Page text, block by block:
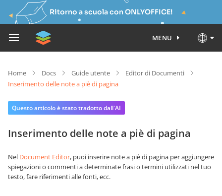
Ritorno a scuola con ONLYOFFICE!
MENU
Home Docs Guide utente
Editor di Documenti
Inserimento delle note a piè di pagina
Questo articolo è stato tradotto dall'AI
Inserimento delle note a piè di pagina
Nel Document Editor, puoi inserire note a piè di pagina per aggiungere
spiegazioni o commenti a determinate frasi o termini utilizzati nel tuo
testo, fare riferimenti alle fonti, ecc.